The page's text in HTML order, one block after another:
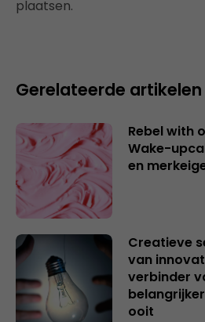
plaatsen.
Gerelateerde artikelen
Rebel with
Wake-
en
Creatieve
van
verbinder
ooit